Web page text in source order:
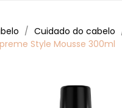
Cuidado do cabelo
Style Mousse 300ml